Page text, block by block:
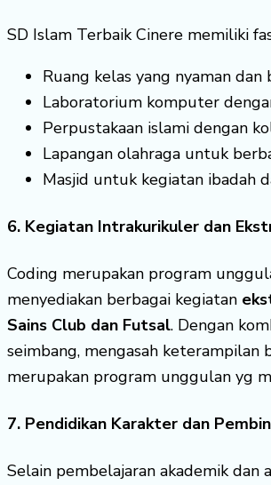
SD Islam Terbaik Cinere memiliki
Ruang kelas yang nyaman dan
Laboratorium komputer
Perpustakaan islami dengan
Lapangan olahraga untuk
Masjid untuk kegiatan ibadah
6. Kegiatan Intrakurikuler dan
Coding merupakan program
menyediakan berbagai kegiatan
Sains Club dan Futsal. Dengan
seimbang, mengasah
merupakan program unggulan yg
7. Pendidikan Karakter dan
Selain pembelajaran akademik dan